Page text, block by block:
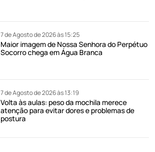
7 de Agosto de 2026 às 15:25
Maior imagem de Nossa Senhora do Perpétuo
Socorro chega em Água Branca
7 de Agosto de 2026 às 13:19
Volta às aulas: peso da mochila merece
atenção para evitar dores e problemas de
postura